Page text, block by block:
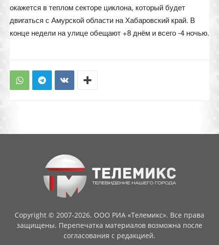
окажется в теплом секторе циклона, который будет
двигаться с Амурской области на Хабаровский край. В
конце недели на улице обещают +8 днём и всего -4 ночью.
Copyright © 2007-2026. ООО РИА «Телемикс». Все права
защищены. Перепечатка материалов возможна после
согласования с редакцией.